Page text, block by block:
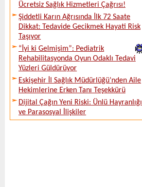
Ücretsiz Sağlık Hizmetleri Çağrısı!
Şiddetli Karın Ağrısında İlk 72 Saate
Dikkat: Tedavide Gecikmek Hayati Risk
Taşıyor
“İyi ki Gelmişim”: Pediatrik
Rehabilitasyonda Oyun Odaklı Tedavi
Yüzleri Güldürüyor
Eskişehir İl Sağlık Müdürlüğü’nden Aile
Hekimlerine Erken Tanı Teşekkürü
Dijital Çağın Yeni Riski: Ünlü Hayranlığı
ve Parasosyal İlişkiler